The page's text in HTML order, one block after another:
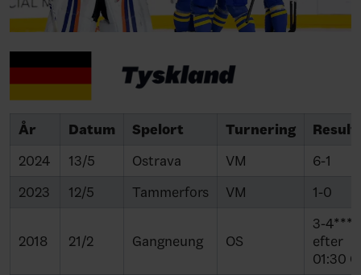
År Datum Spelort Turnering
2024
13/5 Ostrava VM
6-1
2023
12/5 Tammerfors VM 1-0
2018 21/2 Gangneung OS
3-4***
efter
01:30